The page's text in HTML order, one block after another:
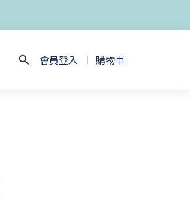
會員登入 購物車